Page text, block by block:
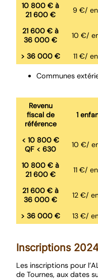
10 800 € à
21 600 €
9 €/
21 600 € à
36 000 €
10 €/
> 36 000 € 11 €/
Communes
Revenu
fiscal de
référence
1
< 10 800 €
QF < 630
10 €/
10 800 € à
21 600 €
11 €/
21 600 € à
36 000 €
12 €/
> 36 000 € 13 €/
Inscriptions
Les inscriptions pour
de Tournes, aux dates